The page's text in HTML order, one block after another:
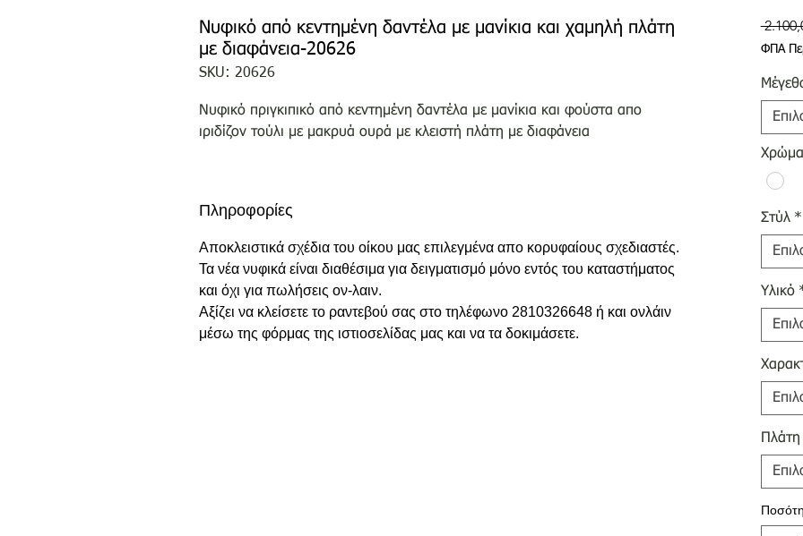
Νυφικό από κεντημένη δαντέλα με μανίκια και χαμηλή πλάτη
με διαφάνεια-20626
SKU: 20626
Νυφικό πριγκιπικό από κεντημένη δαντέλα με μανίκια και φούστα απο
ιριδίζον τούλι με μακρυά ουρά με κλειστή πλάτη με διαφάνεια
Πληροφορίες
Αποκλειστικά σχέδια του οίκου μας επιλεγμένα απο κορυφαίους σχεδιαστές.
Τα νέα νυφικά είναι διαθέσιμα για δειγματισμό μόνο εντός του καταστήματος
και όχι για πωλήσεις ον-λαιν.
Αξίζει να κλείσετε το ραντεβού σας στο τηλέφωνο 2810326648 ή και ονλάιν
μέσω της φόρμας της ιστιοσελίδας μας και να τα δοκιμάσετε.
ΦΠΑ
Χρώμα
Στύλ *
Υλικό
Πλάτη